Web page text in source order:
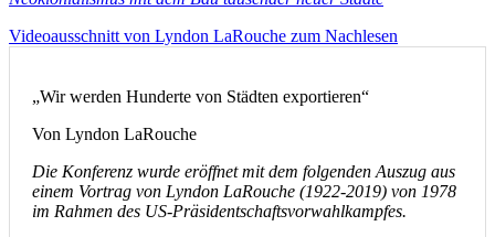
Videoausschnitt von Lyndon LaRouche zum Nachlesen
„Wir werden Hunderte von Städten exportieren“
Von Lyndon LaRouche
Die Konferenz wurde eröffnet mit dem folgenden Auszug aus
einem Vortrag von Lyndon LaRouche (1922-2019) von 1978
im Rahmen des US-Präsidentschaftsvorwahlkampfes.